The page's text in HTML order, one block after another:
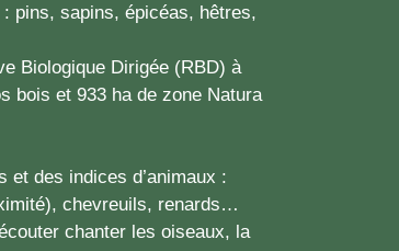
pins, sapins, épicéas, hêtres,
Biologique Dirigée (RBD) à
bois et 933 ha de zone Natura
des indices d’animaux :
chevreuils, renards…
chanter les oiseaux, la